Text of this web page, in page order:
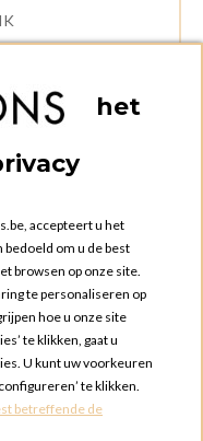
afdeling:
tot 17:00u
bestellingen:
tot 17:30u
via box mogelijk)
het
accepteert u het
bedoeld om u de best
browsen op onze site.
te personaliseren op
hoe u onze site
te klikken, gaat u
U kunt uw voorkeuren
te klikken.
betreffende de